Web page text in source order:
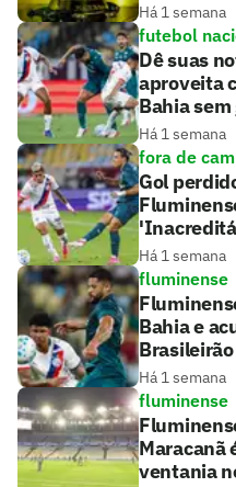
Há 1 semana
futebol
Dê suas
aproveita
Bahia sem
Há 1 semana
fora de
Gol
Há 1 semana
fluminense
Bahia e
Brasileirão
Há 1 semana
fluminense
Maracanã
ventania